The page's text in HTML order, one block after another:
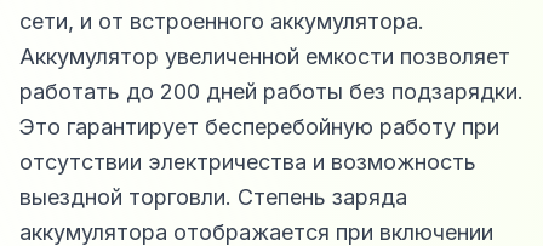
сети, и от встроенного аккумулятора.
Аккумулятор увеличенной емкости позволяет
работать до 200 дней работы без подзарядки.
Это гарантирует бесперебойную работу при
отсутствии электричества и возможность
выездной торговли. Степень заряда
аккумулятора отображается при включении